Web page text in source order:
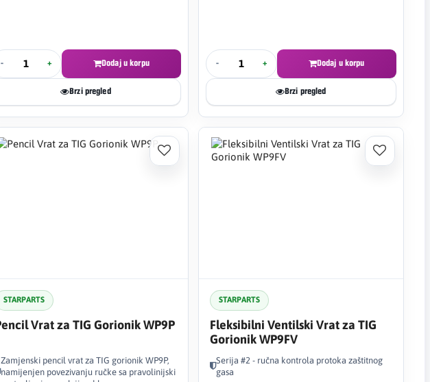
- + Dodaj u korpu
Brzi pregled
- + Dodaj u korpu
Brzi pregled
STARPARTS
Vrat za TIG Gorionik WP9P
Zamjenski pencil vrat za TIG gorionik WP9P,
namijenjen povezivanju ručke sa pravolinijski
STARPARTS
Fleksibilni Ventilski Vrat za TIG
Gorionik WP9FV
Serija #2 - ručna kontrola protoka zaštitnog
gasa